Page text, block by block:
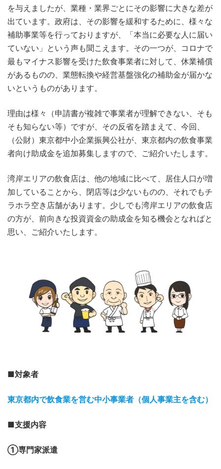
を与えましたが、業種・業界ごとにその影響に大きな差が
出ています。政府は、その影響を緩和するために、様々な
補助事業等を行っておりますが、「本当に必要な人に届い
ていない」という声も聞こえます。その一つが、コロナで
最もマイナス影響を受けた飲食事業者に対して、休業補償
があるものの、業態転換や経営基盤強化の補助金が届かな
いというものがあります。
理由は様々（申請書が複雑で事業者が理解できない、そも
そも知らない等）ですが、その反省を踏まえて、今回、
（公財）東京都中小企業振興公社が、東京都内の飲食事業
者向け助成金を追加募集しますので、ご紹介いたします。
湾岸エリアの飲食店は、他の地域に比べて、居住人口が増
加していることから、閉店等は少ないものの、それでもチ
ラホラ空き店舗があります。少しでも湾岸エリアの飲食店
の方が、前向きな投資資金の助成金を知る機会となればと
思い、ご紹介いたします。
■対象者
東京都内で飲食業を営む中小事業者（個人事業主を含む）
■支援内容
①専門家派遣